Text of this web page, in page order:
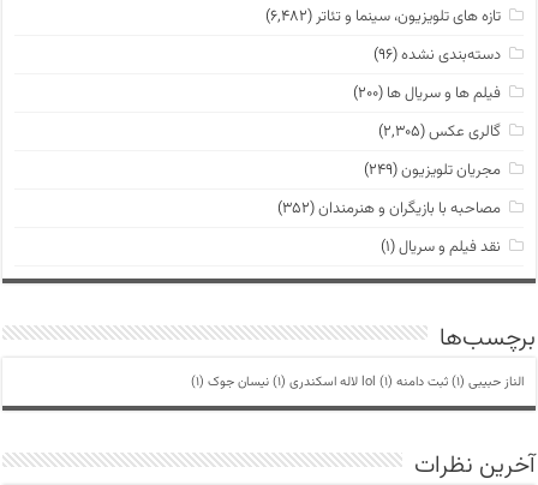
تازه های تلویزیون، سینما و تئاتر (۶,۴۸۲)
دسته‌بندی نشده(۹۶)
فیلم ها و سریال ها (۲۰۰)
گالری عکس(۲,۳۰۵)
مجریان تلویزیون(۲۴۹)
مصاحبه با بازیگران و هنرمندان(۳۵۲)
نقد فیلم و سریال(۱)
برچسب‌ها
الناز حبیبی (1) ثبت دامنه lol (1) لاله اسکندری (1) نیسان جوک (1)
آخرین نظرات